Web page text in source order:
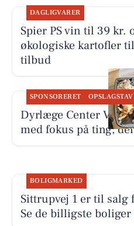
DAGLIGVARER
Spier PS vin til 39 kr.
økologiske kartofler
tilbud
SPONSORERET
Dyrlæge Center Vest
med fokus på ting,
BOLIGMARKED
Sittrupvej 1 er til salg
Se de billigste